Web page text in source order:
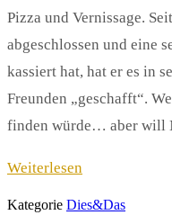
Pizza und Vernissage.
abgeschlossen und eine
kassiert hat, hat er es in
Freunden „geschafft“.
finden würde… aber will
Weiterlesen
Kategorie Dies&Das